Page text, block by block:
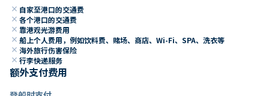
close 自家至港口的交通费
close 各个港口的交通费
close 靠港观光游费用
close 船上个人费用，例如饮料费、赌场、商店、Wi-Fi、SPA、洗衣等
close 海外旅行伤害保险
close 行李快递服务
额外支付费用